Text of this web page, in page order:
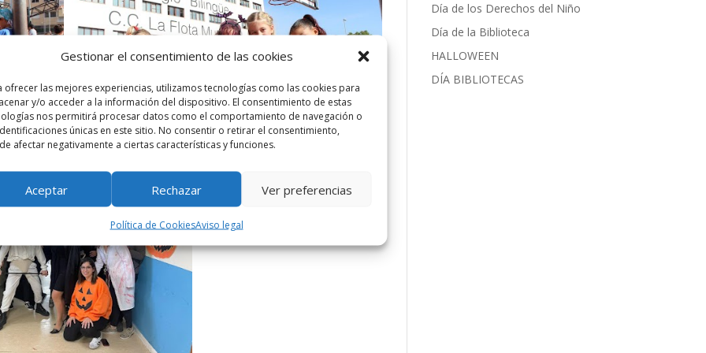
Gestionar el consentimiento de las cookies
ofrecer las mejores experiencias, utilizamos tecnologías como las cookies para
y/o acceder a la información del dispositivo. El consentimiento de estas
nos permitirá procesar datos como el comportamiento de navegación o
únicas en este sitio. No consentir o retirar el consentimiento,
afectar negativamente a ciertas características y funciones.
Aceptar Rechazar Ver preferencias
Política de CookiesAviso legal
Día de los Derechos del Niño
Día de la Biblioteca
HALLOWEEN
DÍA BIBLIOTECAS